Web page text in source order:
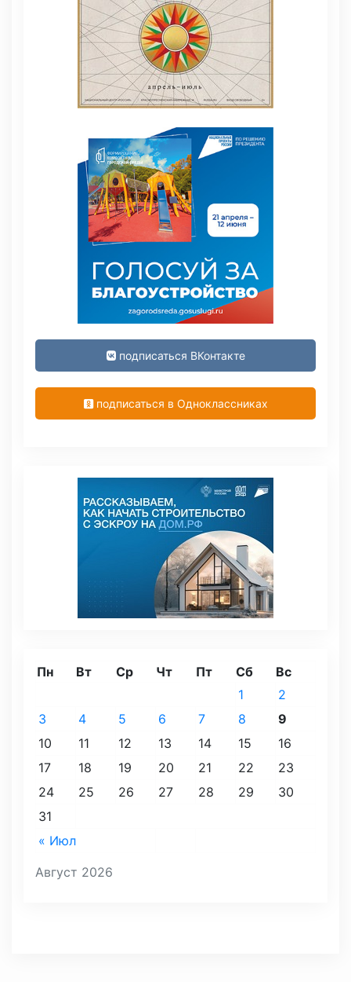
подписаться ВКонтакте
подписаться в Одноклассниках
Август 2026
Пн Вт Ср Чт Пт Сб Вс
« Июл
1
2
3
4 5 6 7 8
9
10
11 12 13 14 15
16
17
18 19 20 21 22
23
24
25 26 27 28 29
30
31